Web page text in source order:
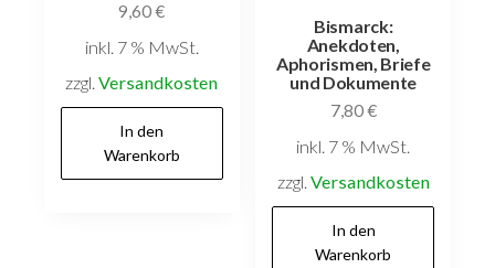
9,60€
inkl. 7 % MwSt.
zzgl.Versandkosten
In den
Warenkorb
Bismarck:
Anekdoten,
Aphorismen, Briefe
und Dokumente
7,80€
inkl. 7 % MwSt.
zzgl. Versandkosten
In den
Warenkorb